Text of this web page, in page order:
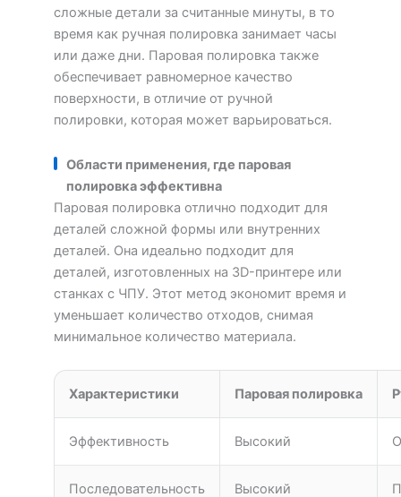
сложные детали за считанные минуты, в то
время как ручная полировка занимает часы
или даже дни. Паровая полировка также
обеспечивает равномерное качество
поверхности, в отличие от ручной
полировки, которая может варьироваться.
Области применения, где паровая
полировка эффективна
Паровая полировка отлично подходит для
деталей сложной формы или внутренних
деталей. Она идеально подходит для
деталей, изготовленных на 3D-принтере или
станках с ЧПУ. Этот метод экономит время и
уменьшает количество отходов, снимая
минимальное количество материала.
Характеристики Паровая полировка
Эффективность Высокий
Последовательность Высокий